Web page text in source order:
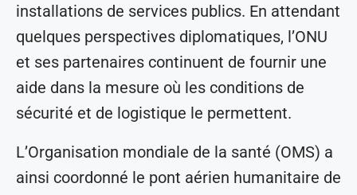
installations de services publics. En attendant
quelques perspectives diplomatiques, l’ONU
et ses partenaires continuent de fournir une
aide dans la mesure où les conditions de
sécurité et de logistique le permettent.
L’Organisation mondiale de la santé (OMS) a
ainsi coordonné le pont aérien humanitaire de